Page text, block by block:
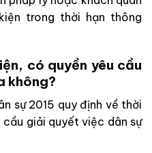
trong thời hạn thông
có quyền yêu cầu
không?
sự 2015 quy định về thời
cầu giải quyết việc dân sự